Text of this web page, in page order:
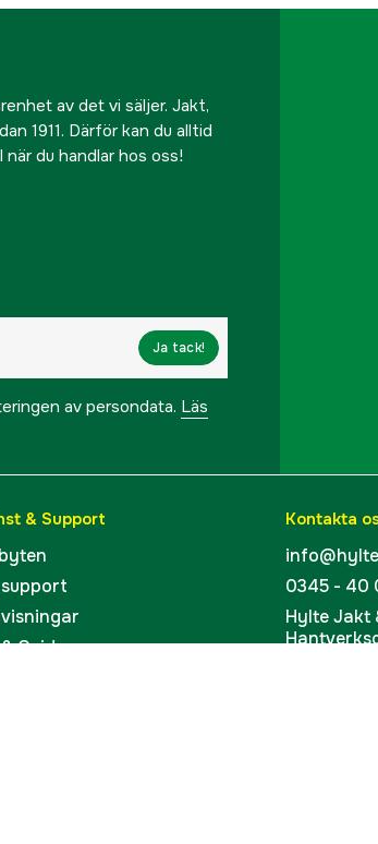
av det vi säljer. Jakt,
1911. Därför kan du alltid
du handlar hos oss!
Ja tack!
av persondata. Läs
& Support
Guider
Kontakta
0345 - 40
Hylte Jakt